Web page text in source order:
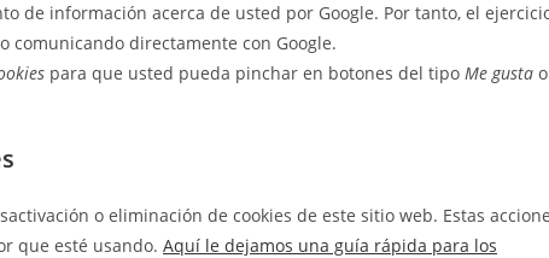
de información acerca de usted por Google. Por tanto, el
comunicando directamente con Google.
para que usted pueda pinchar en botones del tipo Me gusta o
o eliminación de cookies de este sitio web. Estas
que esté usando. Aquí le dejamos una guía rápida para los